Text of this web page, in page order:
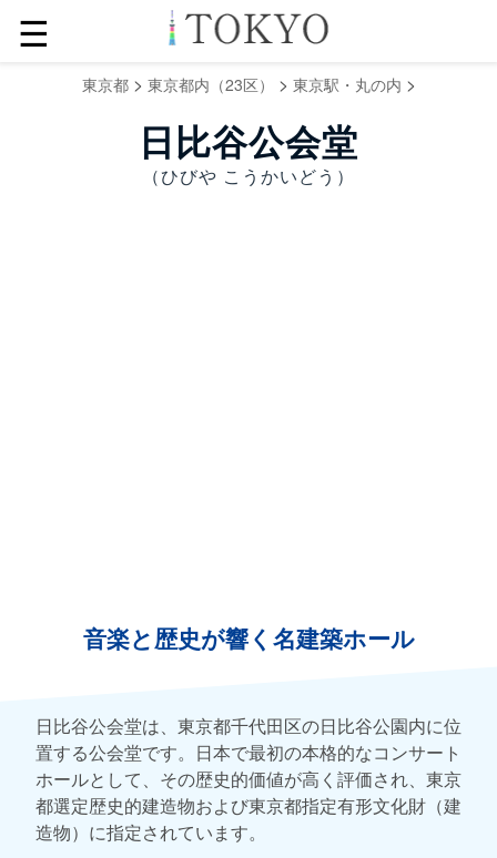
☰
東京都> 東京都内（23区） > 東京駅・丸の内 >
日比谷公会堂
（ひびや こうかいどう）
音楽と歴史が響く名建築ホール
日比谷公会堂は、東京都千代田区の日比谷公園内に位
置する公会堂です。日本で最初の本格的なコンサート
ホールとして、その歴史的価値が高く評価され、東京
都選定歴史的建造物および東京都指定有形文化財（建
造物）に指定されています。